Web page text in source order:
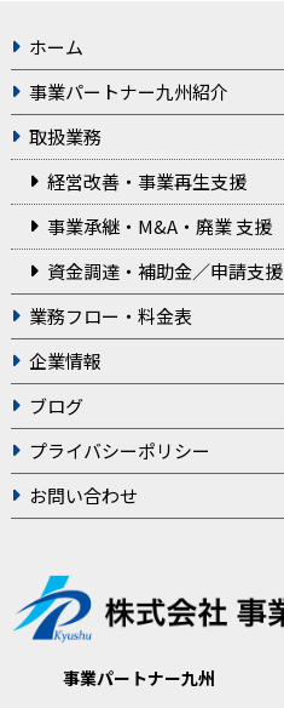
ホーム
事業パートナー九州紹介
取扱業務
経営改善・事業再生支援
事業承継・M&A・廃業 支援
資金調達・補助金／申請支援
業務フロー・料金表
企業情報
ブログ
プライバシーポリシー
お問い合わせ
事業パートナー九州